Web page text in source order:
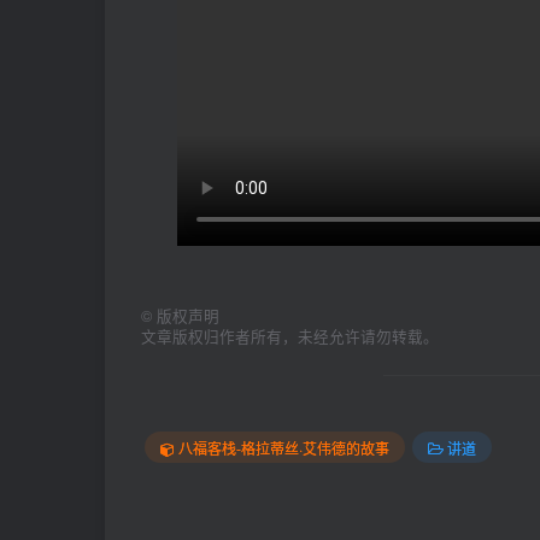
© 版权声明
文章版权归作者所有，未经允许请勿转载。
八福客栈-格拉蒂丝·艾伟德的故事 讲道